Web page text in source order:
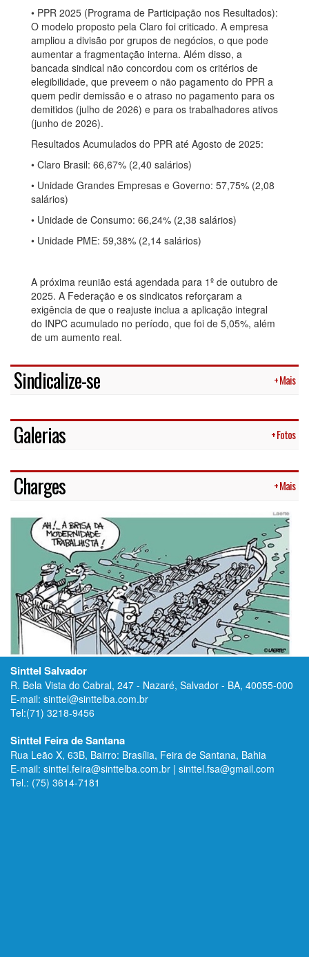
• PPR 2025 (Programa de Participação nos Resultados):
O modelo proposto pela Claro foi criticado. A empresa
ampliou a divisão por grupos de negócios, o que pode
aumentar a fragmentação interna. Além disso, a
bancada sindical não concordou com os critérios de
elegibilidade, que preveem o não pagamento do PPR a
quem pedir demissão e o atraso no pagamento para os
demitidos (julho de 2026) e para os trabalhadores ativos
(junho de 2026).
Resultados Acumulados do PPR até Agosto de 2025:
• Claro Brasil: 66,67% (2,40 salários)
• Unidade Grandes Empresas e Governo: 57,75% (2,08
salários)
• Unidade de Consumo: 66,24% (2,38 salários)
• Unidade PME: 59,38% (2,14 salários)
A próxima reunião está agendada para 1º de outubro de
2025. A Federação e os sindicatos reforçaram a
exigência de que o reajuste inclua a aplicação integral
do INPC acumulado no período, que foi de 5,05%, além
de um aumento real.
Sindicalize-se + Mais
Galerias + Fotos
Charges + Mais
Sinttel Salvador
R. Bela Vista do Cabral, 247 - Nazaré, Salvador - BA, 40055-000
E-mail: sinttel@sinttelba.com.br
Tel:(71) 3218-9456
Sinttel Feira de Santana
Rua Leão X, 63B, Bairro: Brasília, Feira de Santana, Bahia
E-mail: sinttel.feira@sinttelba.com.br | sinttel.fsa@gmail.com
Tel.: (75) 3614-7181